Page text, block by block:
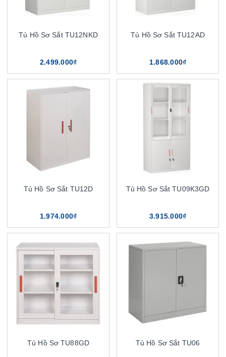
Tủ Hồ Sơ Sắt TU12NKD
2.499.000₫
Tủ Hồ Sơ Sắt TU12AD
1.868.000₫
Tủ Hồ Sơ Sắt TU12D
1.974.000₫
Tủ Hồ Sơ Sắt TU09K3GD
3.915.000₫
Tủ Hồ Sơ TU88GD Tủ Hồ Sơ Sắt TU06